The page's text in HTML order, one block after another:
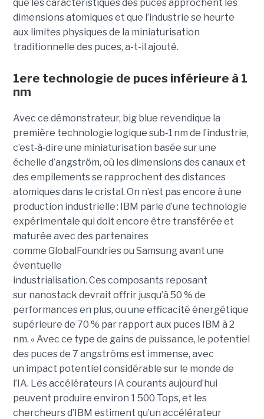
que les caractéristiques des puces approchent les
dimensions atomiques et que l’industrie se heurte
aux limites physiques de la miniaturisation
traditionnelle des puces, a-t-il ajouté.
1ere technologie de puces inférieure à 1
nm
Avec ce démonstrateur, big blue revendique la
première technologie logique sub‑1 nm de l’industrie,
c’est‑à‑dire une miniaturisation basée sur une
échelle d’angström, où les dimensions des canaux et
des empilements se rapprochent des distances
atomiques dans le cristal. On n’est pas encore à une
production industrielle : IBM parle d’une technologie
expérimentale qui doit encore être transférée et
maturée avec des partenaires
comme GlobalFoundries ou Samsung avant une
éventuelle
industrialisation. Ces composants reposant
sur nanostack devrait offrir jusqu’à 50 % de
performances en plus, ou une efficacité énergétique
supérieure de 70 % par rapport aux puces IBM à 2
nm. « Avec ce type de gains de puissance, le potentiel
des puces de 7 angströms est immense, avec
un impact potentiel considérable sur le monde de
l’IA. Les accélérateurs IA courants aujourd’hui
peuvent produire environ 1 500 Tops, et les
chercheurs d’IBM estiment qu’un accélérateur